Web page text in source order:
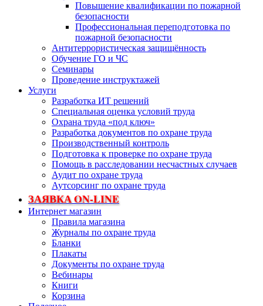
Повышение квалификации по пожарной
безопасности
Профессиональная переподготовка по
пожарной безопасности
Антитеррористическая защищённость
Обучение ГО и ЧС
Семинары
Проведение инструктажей
Услуги
Разработка ИТ решений
Специальная оценка условий труда
Охрана труда «под ключ»
Разработка документов по охране труда
Производственный контроль
Подготовка к проверке по охране труда
Помощь в расследовании несчастных случаев
Аудит по охране труда
Аутсорсинг по охране труда
ЗАЯВКА ON-LINE
Интернет магазин
Правила магазина
Журналы по охране труда
Бланки
Плакаты
Документы по охране труда
Вебинары
Книги
Корзина